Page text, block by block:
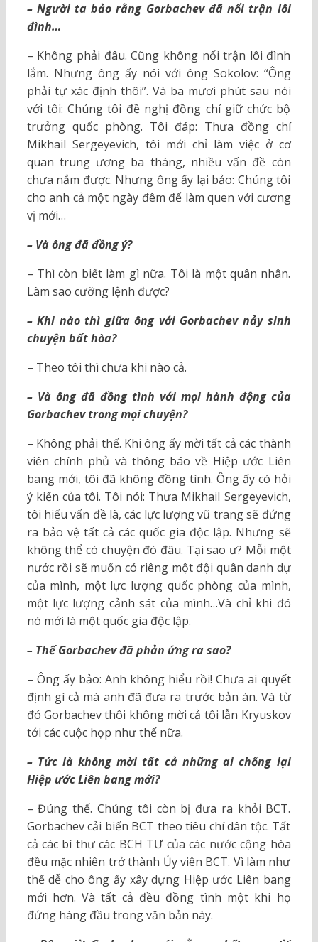
– Người ta bảo rằng Gorbachev đã nổi trận lôi
đình…
– Không phải đâu. Cũng không nổi trận lôi đình
lắm. Nhưng ông ấy nói với ông Sokolov: “Ông
phải tự xác định thôi”. Và ba mươi phút sau nói
với tôi: Chúng tôi đề nghị đồng chí giữ chức bộ
trưởng quốc phòng. Tôi đáp: Thưa đồng chí
Mikhail Sergeyevich, tôi mới chỉ làm việc ở cơ
quan trung ương ba tháng, nhiều vấn đề còn
chưa nắm được. Nhưng ông ấy lại bảo: Chúng tôi
cho anh cả một ngày đêm để làm quen với cương
vị mới…
– Và ông đã đồng ý?
– Thì còn biết làm gì nữa. Tôi là một quân nhân.
Làm sao cưỡng lệnh được?
– Khi nào thì giữa ông với Gorbachev nảy sinh
chuyện bất hòa?
– Theo tôi thì chưa khi nào cả.
– Và ông đã đồng tình với mọi hành động của
Gorbachev trong mọi chuyện?
– Không phải thế. Khi ông ấy mời tất cả các thành
viên chính phủ và thông báo về Hiệp ước Liên
bang mới, tôi đã không đồng tình. Ông ấy có hỏi
ý kiến của tôi. Tôi nói: Thưa Mikhail Sergeyevich,
tôi hiểu vấn đề là, các lực lượng vũ trang sẽ đứng
ra bảo vệ tất cả các quốc gia độc lập. Nhưng sẽ
không thể có chuyện đó đâu. Tại sao ư? Mỗi một
nước rồi sẽ muốn có riêng một đội quân danh dự
của mình, một lực lượng quốc phòng của mình,
một lực lượng cảnh sát của mình…Và chỉ khi đó
nó mới là một quốc gia độc lập.
– Thế Gorbachev đã phản ứng ra sao?
– Ông ấy bảo: Anh không hiểu rồi! Chưa ai quyết
định gì cả mà anh đã đưa ra trước bản án. Và từ
đó Gorbachev thôi không mời cả tôi lẫn Kryuskov
tới các cuộc họp như thế nữa.
– Tức là không mời tất cả những ai chống lại
Hiệp ước Liên bang mới?
– Đúng thế. Chúng tôi còn bị đưa ra khỏi BCT.
Gorbachev cải biến BCT theo tiêu chí dân tộc. Tất
cả các bí thư các BCH TƯ của các nước cộng hòa
đều mặc nhiên trở thành Ủy viên BCT. Vì làm như
thế dễ cho ông ấy xây dựng Hiệp ước Liên bang
mới hơn. Và tất cả đều đồng tình một khi họ
đứng hàng đầu trong văn bản này.